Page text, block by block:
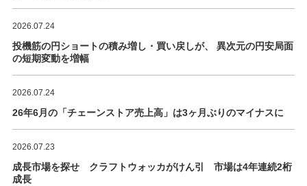
2026.07.24
投機筋の円ショートの積み増し・買い戻しが、 異次元の円安局面
の短期変動を増幅
2026.07.24
26年6月の「チェーンストア売上高」は3ヶ月ぶりのマイナスに
2026.07.23
成長市場を探せ クラフトウォッカがけん引 市場は4年連続2桁
成長